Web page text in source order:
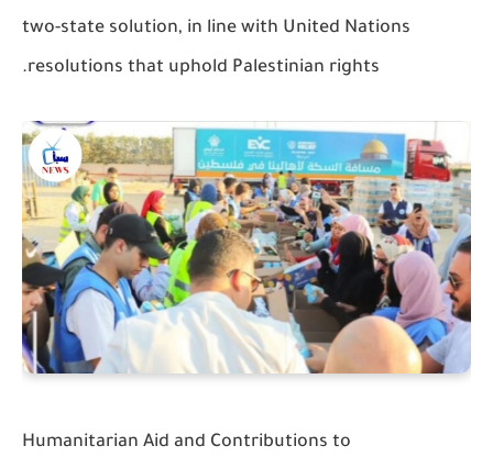
two-state solution, in line with United Nations
resolutions that uphold Palestinian rights.
Humanitarian Aid and Contributions to